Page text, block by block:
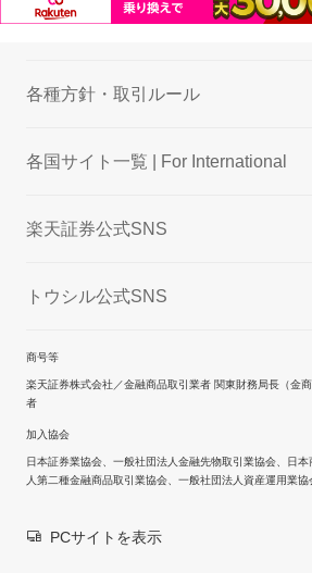
各種方針・取引ルール
各国サイト一覧 | For International
楽天証券公式SNS
トウシル公式SNS
商号等
楽天証券株式会社／金融商品取引業者 関東財務局長（金
者
加入協会
日本証券業協会、一般社団法人金融先物取引業協会、日
人第二種金融商品取引業協会、一般社団法人資産運用業協
PCサイトを表示